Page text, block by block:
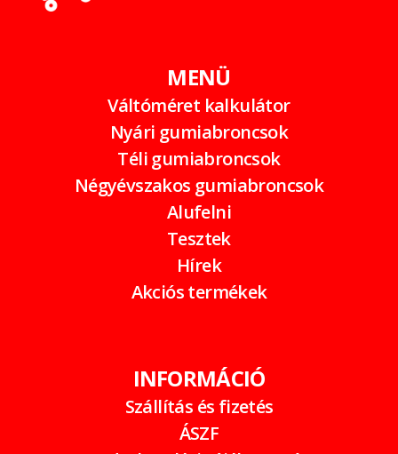
MENÜ
Váltóméret kalkulátor
Nyári gumiabroncsok
Téli gumiabroncsok
Négyévszakos gumiabroncsok
Alufelni
Tesztek
Hírek
Akciós termékek
INFORMÁCIÓ
Szállítás és fizetés
ÁSZF